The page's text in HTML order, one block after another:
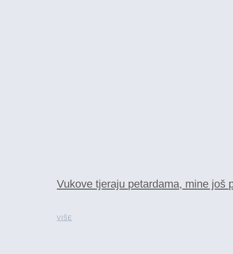
Vukove tjeraju petardama, mine još
VIŠE